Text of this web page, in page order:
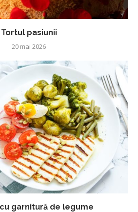
Tortul pasiunii
20 mai 2026
garnitură de legume